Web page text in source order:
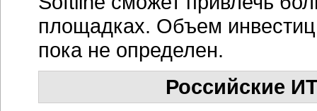
площадках. Объем
пока не определен.
Российские